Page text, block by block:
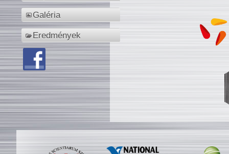
Galéria
Eredmények